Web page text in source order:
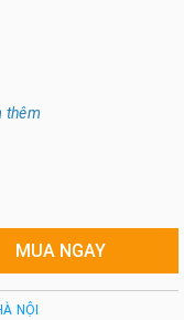
thêm
MUA NGAY
NỘI